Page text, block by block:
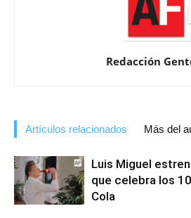
Redacción
Artículos relacionados Más del
Luis Miguel
que celebra los
Cola